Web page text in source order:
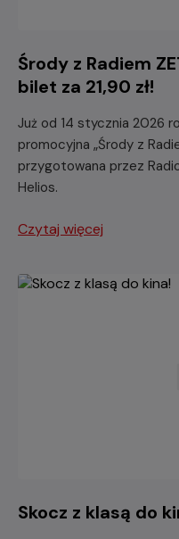
Środy z Radiem
bilet za 21,90 zł!
Już od 14 stycznia 2026
promocyjna „Środy z
przygotowana przez
Helios.
Czytaj więcej
Skocz z klasą do